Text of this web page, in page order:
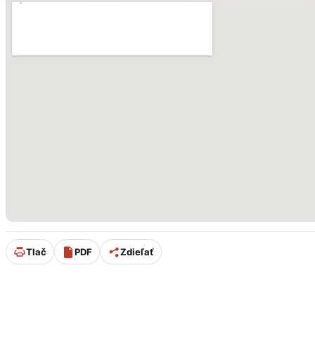
Tlač PDF Zdieľať